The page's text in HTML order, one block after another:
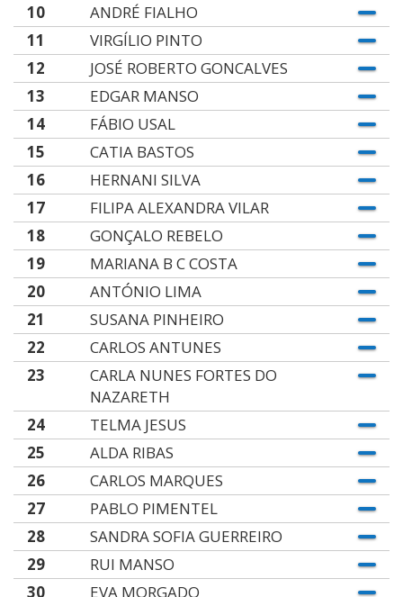
10
ANDRÉ FIALHO
11
VIRGÍLIO PINTO
12
JOSÉ ROBERTO GONCALVES
13
EDGAR MANSO
14
FÁBIO USAL
15
CATIA BASTOS
16
HERNANI SILVA
17
FILIPA ALEXANDRA VILAR
18
GONÇALO REBELO
19
MARIANA B C COSTA
20
ANTÓNIO LIMA
21
SUSANA PINHEIRO
22
CARLOS ANTUNES
23
CARLA NUNES FORTES DO
NAZARETH
24
TELMA JESUS
25
ALDA RIBAS
26
CARLOS MARQUES
27
PABLO PIMENTEL
28
SANDRA SOFIA GUERREIRO
29
RUI MANSO
30
EVA MORGADO